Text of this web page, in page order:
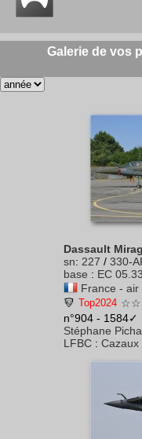
Galerie de vos
Dassault
sn: 227 / 330-
base : EC
France - air
Top2024
n°904 - 1584✓
Stéphane
LFBC : Cazaux